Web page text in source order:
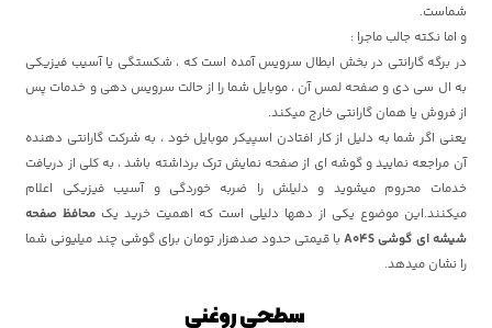
شماست.
و اما نکته جالب ماجرا :
در برگه گارانتی در بخش ابطال سرویس آمده است که ، شکستگی یا آسیب فیزیکی
به ال سی دی و صفحه لمس آن ، موبایل شما را از حالت سرویس دهی و خدمات پس
از فروش یا همان گارانتی خارج میکند.
یعنی اگر شما به دلیل از کار افتادن اسپیکر موبایل خود ، به شرکت گارانتی دهنده
آن مراجعه نمایید و گوشه ای از صفحه نمایش ترک برداشته باشد ، به کلی از دریافت
خدمات محروم میشوید و دلیلش را ضربه خوردگی و آسیب فیزیکی اعلام
میکنند.این موضوع یکی از دهها دلیلی است که اهمیت خرید یک محافظ صفحه
شیشه ای گوشی A04S
با قیمتی حدود صدهزار تومان برای گوشی چند میلیونی شما
را نشان میدهد.